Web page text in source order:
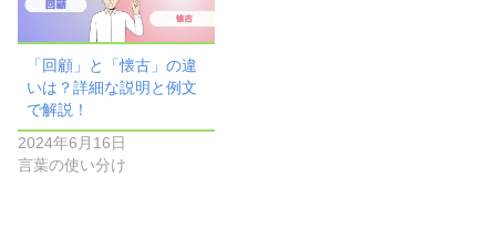
「回顧」と「懐古」の違
いは？詳細な説明と例文
で解説！
2024年6月16日
言葉の使い分け